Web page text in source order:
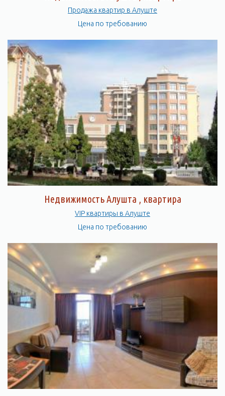
Продажа квартир в Алуште
Цена по требованию
Недвижимость Алушта , квартира
VIP квартиры в Алуште
Цена по требованию